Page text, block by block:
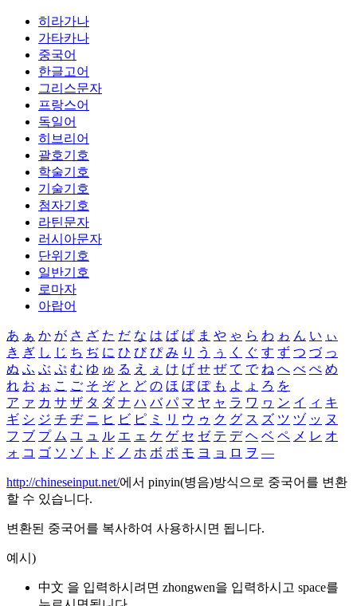
히라가나
가타카나
중국어
한글고어
그리스문자
프랑스어
독일어
히브리어
괄호기호
학술기호
기술기호
첨자기호
라틴문자
러시아문자
단위기호
일반기호
로마자
아랍어
あ ぁ か が さ ざ た だ な は ば ぱ ま や ゃ ら わ ゎ ん い ぃ
き ぎ し じ ち ぢ に ひ び ぴ み り う ぅ く ぐ す ず つ づ っ
ぬ ふ ぶ ぷ む ゆ ゅ る え ぇ け げ せ ぜ て で ね へ べ ぺ め
れ お ぉ こ ご そ ぞ と ど の ほ ぼ ぽ も よ ょ ろ を
ア ァ カ サ ザ タ ダ ナ ハ バ パ マ ヤ ャ ラ ワ ヮ ン イ ィ キ
ギ シ ジ チ ヂ ニ ヒ ビ ピ ミ リ ウ ゥ ク グ ス ズ ツ ヅ ッ ヌ
フ ブ プ ム ユ ュ ル エ ェ ケ ゲ セ ゼ テ デ ヘ ベ ペ メ レ オ
ォ コ ゴ ソ ゾ ト ド ノ ホ ボ ポ モ ヨ ョ ロ ヲ ―
http://chineseinput.net/에서 pinyin(병음)방식으로 중국어를 변환
할 수 있습니다.
변환된 중국어를 복사하여 사용하시면 됩니다.
예시)
中文 을 입력하시려면 zhongwen을 입력하시고 space를